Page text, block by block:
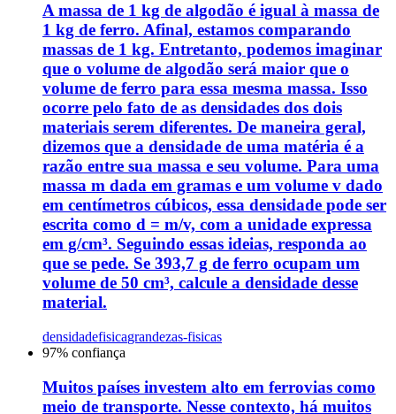
A massa de 1 kg de algodão é igual à massa de
1 kg de ferro. Afinal, estamos comparando
massas de 1 kg. Entretanto, podemos imaginar
que o volume de algodão será maior que o
volume de ferro para essa mesma massa. Isso
ocorre pelo fato de as densidades dos dois
materiais serem diferentes. De maneira geral,
dizemos que a densidade de uma matéria é a
razão entre sua massa e seu volume. Para uma
massa m dada em gramas e um volume v dado
em centímetros cúbicos, essa densidade pode ser
escrita como d = m/v, com a unidade expressa
em g/cm³. Seguindo essas ideias, responda ao
que se pede. Se 393,7 g de ferro ocupam um
volume de 50 cm³, calcule a densidade desse
material.
densidadefisicagrandezas-fisicas
97% confiança
Muitos países investem alto em ferrovias como
meio de transporte. Nesse contexto, há muitos